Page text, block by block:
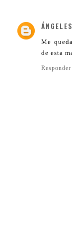
ÁNGELES
Me
de esta
Responder